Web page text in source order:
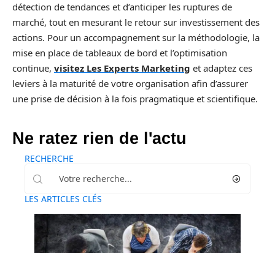
détection de tendances et d’anticiper les ruptures de
marché, tout en mesurant le retour sur investissement des
actions. Pour un accompagnement sur la méthodologie, la
mise en place de tableaux de bord et l’optimisation
continue, visitez Les Experts Marketing et adaptez ces
leviers à la maturité de votre organisation afin d’assurer
une prise de décision à la fois pragmatique et scientifique.
Ne ratez rien de l'actu
RECHERCHE
LES ARTICLES CLÉS